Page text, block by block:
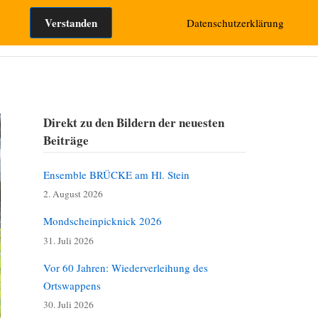
Suchen nach:
Direkt zu den Bildern der neuesten
Beiträge
Ensemble BRÜCKE am Hl. Stein
2. August 2026
Mondscheinpicknick 2026
31. Juli 2026
Vor 60 Jahren: Wiederverleihung des
Ortswappens
30. Juli 2026
Verstanden Datenschutzerklärung